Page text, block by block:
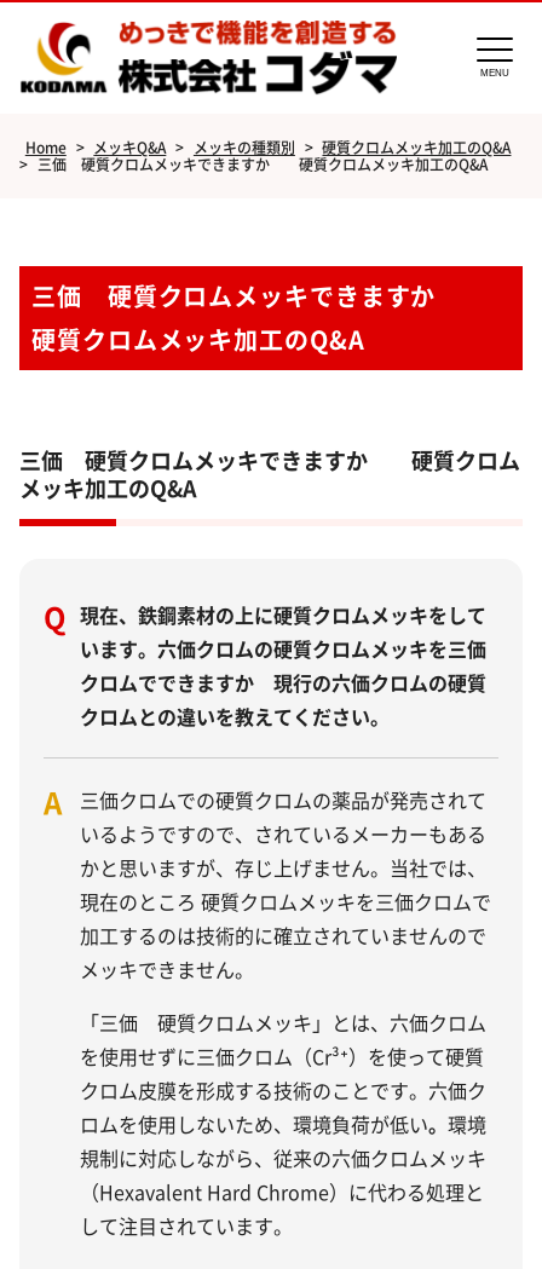
MENU
Home > メッキQ&A > メッキの種類別 > 硬質クロムメッキ加工のQ&A
> 三価 硬質クロムメッキできますか 硬質クロムメッキ加工のQ&A
三価 硬質クロムメッキできますか
硬質クロムメッキ加工のQ&A
三価 硬質クロムメッキできますか 硬質クロム
メッキ加工のQ&A
Q 現在、鉄鋼素材の上に硬質クロムメッキをして
います。六価クロムの硬質クロムメッキを三価
クロムでできますか 現行の六価クロムの硬質
クロムとの違いを教えてください。
A
三価クロムでの硬質クロムの薬品が発売されて
いるようですので、されているメーカーもある
かと思いますが、存じ上げません。当社では、
現在のところ 硬質クロムメッキを三価クロムで
加工するのは技術的に確立されていませんので
メッキできません。
「三価 硬質クロムメッキ」とは、六価クロム
を使用せずに三価クロム（Cr³⁺）を使って硬質
クロム皮膜を形成する技術のことです。六価ク
ロムを使用しないため、環境負荷が低い。 環境
規制に対応しながら、従来の六価クロムメッキ
（Hexavalent Hard Chrome）に代わる処理と
して注目されています。